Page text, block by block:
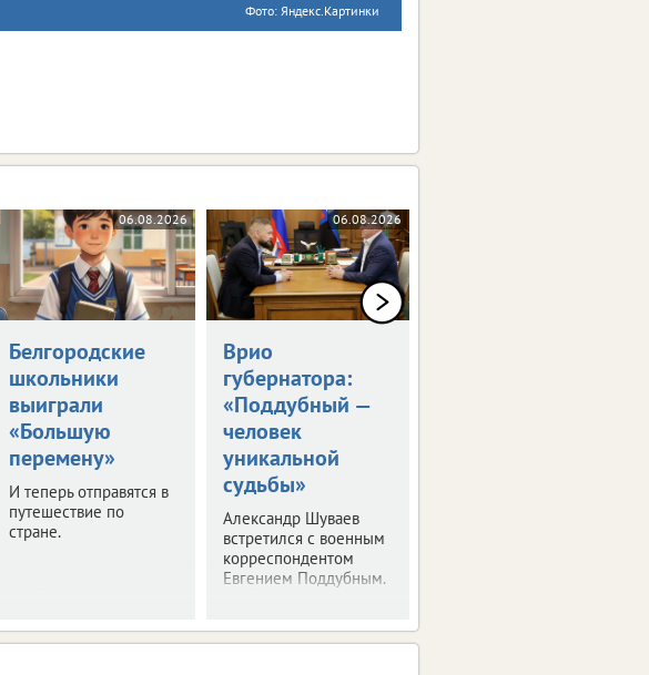
Фото: Яндекс.Картинки
06.08.2026
Белгородские
школьники
выиграли
«Большую
перемену»
И теперь отправятся в
путешествие по
стране.
06.08.2026
Врио
губернатора:
«Поддубный —
человек
уникальной
судьбы»
Александр Шуваев
встретился с военным
корреспондентом
Евгением Поддубным.